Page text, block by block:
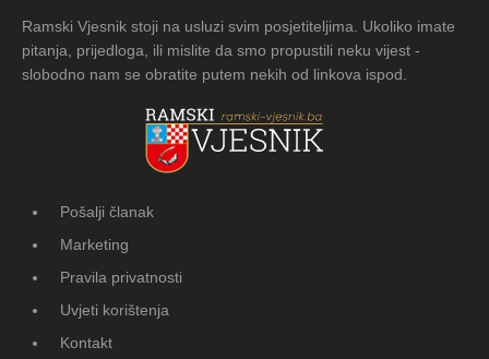
Ramski Vjesnik stoji na usluzi svim posjetiteljima. Ukoliko imate
pitanja, prijedloga, ili mislite da smo propustili neku vijest -
slobodno nam se obratite putem nekih od linkova ispod.
Pošalji članak
Marketing
Pravila privatnosti
Uvjeti korištenja
Kontakt